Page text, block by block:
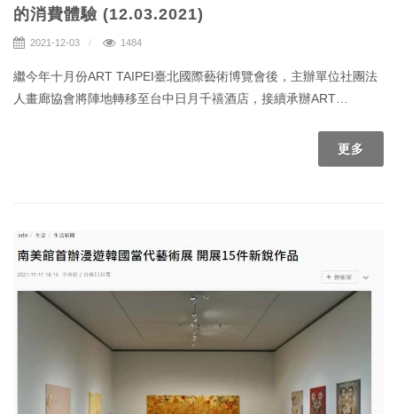
的消費體驗 (12.03.2021)
2021-12-03 1484
繼今年十月份ART TAIPEI臺北國際藝術博覽會後，主辦單位社團法
人畫廊協會將陣地轉移至台中日月千禧酒店，接續承辦ART
說是暑期間最大的藝術盛事之一，但卻因台灣前陣子的三級警戒而
不斷地延期至今，然而在畫廊協會的努力下，並未因此停辦。台中
(2號)的VIP日湧入不少參觀人數，買氣似乎也並未因為承接在台北藝
博之後而受到影響。
更多